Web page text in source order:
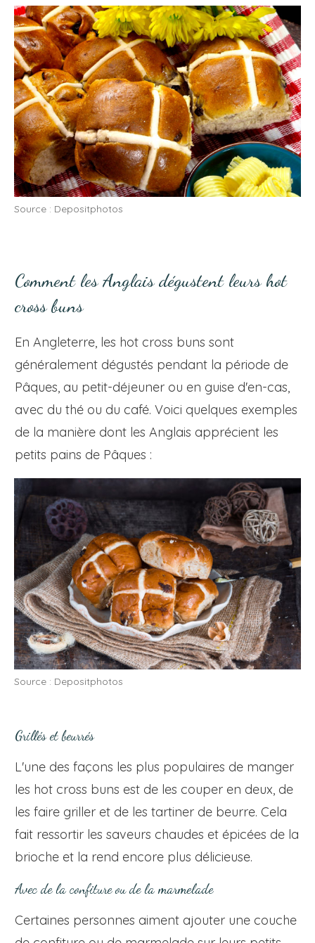
Source : Depositphotos
Comment les Anglais dégustent leurs hot
cross buns
En Angleterre, les hot cross buns sont
généralement dégustés pendant la période de
Pâques, au petit-déjeuner ou en guise d'en-cas,
avec du thé ou du café. Voici quelques exemples
de la manière dont les Anglais apprécient les
petits pains de Pâques :
Source : Depositphotos
Grillés et beurrés
L'une des façons les plus populaires de manger
les hot cross buns est de les couper en deux, de
les faire griller et de les tartiner de beurre. Cela
fait ressortir les saveurs chaudes et épicées de la
brioche et la rend encore plus délicieuse.
Avec de la confiture ou de la marmelade
Certaines personnes aiment ajouter une couche